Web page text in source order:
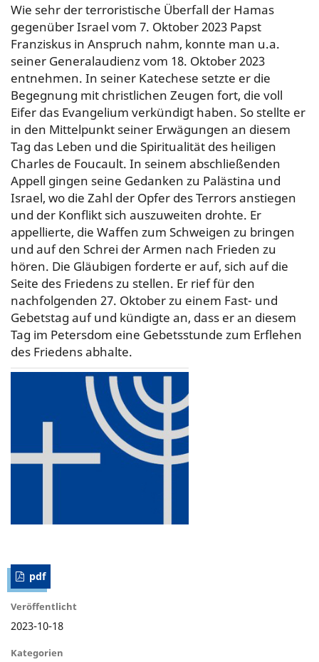
Wie sehr der terroristische Überfall der Hamas
gegenüber Israel vom 7. Oktober 2023 Papst
Franziskus in Anspruch nahm, konnte man u.a.
seiner Generalaudienz vom 18. Oktober 2023
entnehmen. In seiner Katechese setzte er die
Begegnung mit christlichen Zeugen fort, die voll
Eifer das Evangelium verkündigt haben. So stellte er
in den Mittelpunkt seiner Erwägungen an diesem
Tag das Leben und die Spiritualität des heiligen
Charles de Foucault. In seinem abschließenden
Appell gingen seine Gedanken zu Palästina und
Israel, wo die Zahl der Opfer des Terrors anstiegen
und der Konflikt sich auszuweiten drohte. Er
appellierte, die Waffen zum Schweigen zu bringen
und auf den Schrei der Armen nach Frieden zu
hören. Die Gläubigen forderte er auf, sich auf die
Seite des Friedens zu stellen. Er rief für den
nachfolgenden 27. Oktober zu einem Fast- und
Gebetstag auf und kündigte an, dass er an diesem
Tag im Petersdom eine Gebetsstunde zum Erflehen
des Friedens abhalte.
pdf
Veröffentlicht
2023-10-18
Kategorien